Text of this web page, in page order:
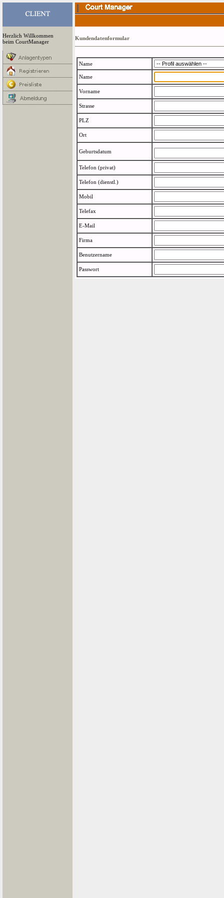
Herzlich Willkommen
beim CourtManager
Kundendatenformular
Name
Name
Vorname
Strasse
PLZ
Ort
Geburtsdatum
Telefon (privat)
Telefon (dienstl.)
Mobil
Telefax
E-Mail
Firma
Benutzername
Passwort